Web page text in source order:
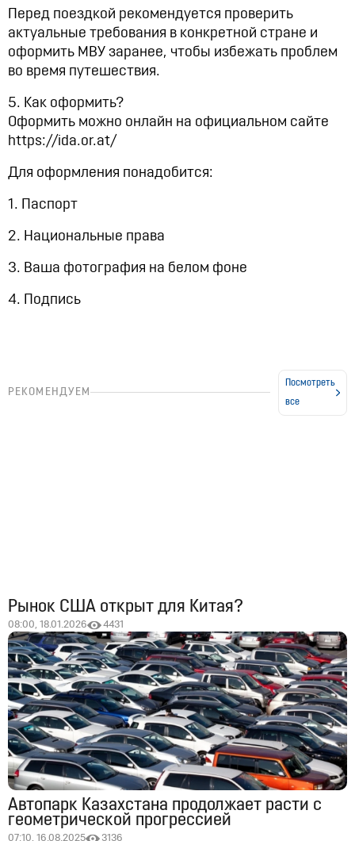
Перед поездкой рекомендуется проверить
актуальные требования в конкретной стране и
оформить МВУ заранее, чтобы избежать проблем
во время путешествия.
5. Как оформить?
Оформить можно онлайн на официальном сайте
https://ida.or.at/
Для оформления понадобится:
1. Паспорт
2. Национальные права
3. Ваша фотография на белом фоне
4. Подпись
РЕКОМЕНДУЕМ
Посмотреть
все
Рынок США открыт для Китая?
08:00, 18.01.2026 4431
Автопарк Казахстана продолжает расти с
геометрической прогрессией
07:10, 16.08.2025 3136